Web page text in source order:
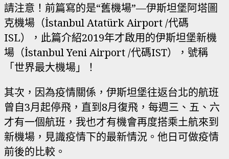
請注意！前篇寫的是“舊機場”—伊斯坦堡阿塔圖
克機場（İstanbul Atatürk Airport /代碼
ISL），此篇介紹2019年才啟用的伊斯坦堡新機
場（İstanbul Yeni Airport /代碼IST），號稱
「世界最大機場」！
其次，因為疫情關係，伊斯坦堡往返台北的航班
曾自3月起停飛，直到8月復飛，每週三、五、六
才有一個航班，我也才有機會再度搭乘土航來到
新機場，見識疫情下的最新情況。他日可做疫情
前後的比較。